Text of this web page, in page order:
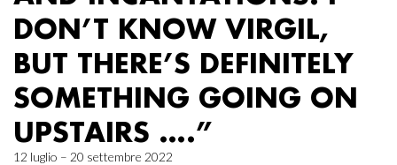
DON’T KNOW VIRGIL,
BUT THERE’S DEFINITELY
SOMETHING GOING ON
UPSTAIRS ….”
12 luglio – 20 settembre 2022